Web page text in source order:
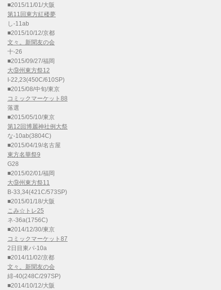
■2015/11/01/大阪
第11回東方紅楼夢
し-11ab
■2015/10/12/京都
文々。新聞友の会
十-26
■2015/09/27/福岡
大⑨州東方祭12
I-22,23(450C/610SP)
■2015/08/中旬/東京
コミックマーケット88
落選
■2015/05/10/東京
第12回博麗神社例大祭
な-10ab(3804C)
■2015/04/19/名古屋
東方名華祭9
G28
■2015/02/01/福岡
大⑨州東方祭11
B-33,34(421C/573SP)
■2015/01/18/大阪
こみ☆トレ25
ネ-36a(1756C)
■2014/12/30/東京
コミックマーケット87
2日目東パ-10a
■2014/11/02/京都
文々。新聞友の会
緋-40(248C/297SP)
■2014/10/12/大阪